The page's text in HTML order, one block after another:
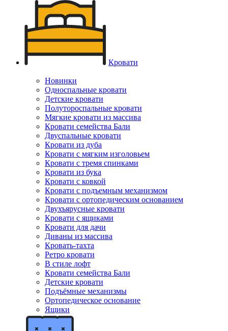
Кровати
Новинки
Односпальные кровати
Детские кровати
Полутороспальные кровати
Мягкие кровати из массива
Кровати семейства Бали
Двуспальные кровати
Кровати из дуба
Кровати с мягким изголовьем
Кровати с тремя спинками
Кровати из бука
Кровати с ковкой
Кровати с подъемным механизмом
Кровати с ортопедическим основанием
Двухъярусные кровати
Кровати с ящиками
Кровати для дачи
Диваны из массива
Кровать-тахта
Ретро кровати
В стиле лофт
Кровати семейства Бали
Детские кровати
Подъёмные механизмы
Ортопедическое основание
Ящики